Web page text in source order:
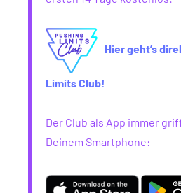
Hier geht’s
Limits Club!
Der Club als App immer
Deinem Smartphone: